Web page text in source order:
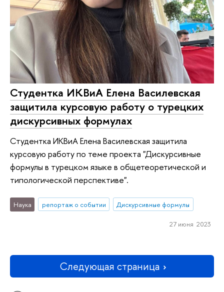
Студентка ИКВиА Елена Василевская
защитила курсовую работу о турецких
дискурсивных формулах
Студентка ИКВиА Елена Василевская защитила
курсовую работу по теме проекта "Дискурсивные
формулы в турецком языке в общетеоретической и
типологической перспективе".
Наука репортаж о событии Дискурсивные формулы
27 июня 2023
Следующая страница